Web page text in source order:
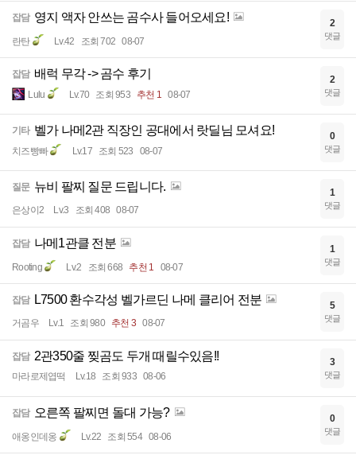
잡담 영지 액자 안쓰는 곰수사 들어오세요!
란탄 Lv.42 조회 702 08-07
2
댓글
잡담 배럭 무각 -> 곰수 후기
Lulu Lv.70 조회 953 추천 1 08-07
2
댓글
기타 벨가 나메2관 직장인 공대에서 랏딜님 모셔요!
치즈빵빠 Lv.17 조회 523 08-07
0
댓글
질문 뉴비 팔찌 질문 드립니다.
은상이2 Lv.3 조회 408 08-07
1
댓글
잡담 나메1관클 전분
Rooting Lv.2 조회 668 추천 1 08-07
1
댓글
잡담 L7500 환수각성 벨가르딘 나메 클리어 전분
거곰우 Lv.1 조회 980 추천 3 08-07
5
댓글
잡담 2관350줄 찢곰도 두개 때릴수있음!!
마라로제엽떡 Lv.18 조회 933 08-06
3
댓글
잡담 오른쪽 팔찌면 돌대 가능?
애옹인데옹 Lv.22 조회 554 08-06
0
댓글